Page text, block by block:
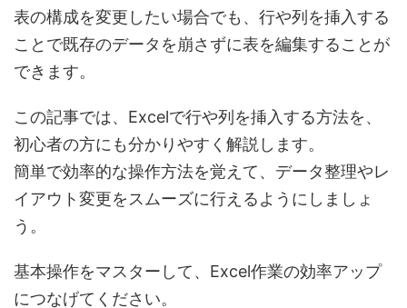
表の構成を変更したい場合でも、 行や列を挿入する
ことで既存のデータを崩さずに表を編集することが
できます。
この記事では、 Excelで行や列を挿入する方法を、
初心者の方にも分かりやすく解説します。
簡単で効率的な操作方法を覚えて、 データ整理やレ
イアウト変更をスムーズに行えるようにしましょ
う。
基本操作をマスターして、 Excel作業の効率アップ
につなげてください。